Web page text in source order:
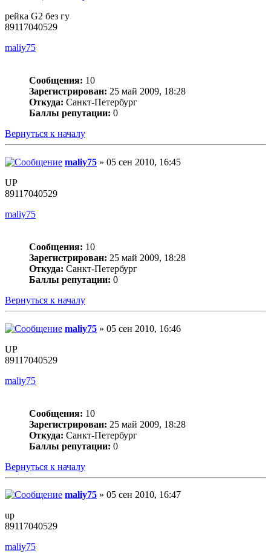
рейка G2 без гу
89117040529
maliy75
Сообщения: 10
Зарегистрирован: 25 май 2009, 18:28
Откуда: Санкт-Петербург
Баллы репутации: 0
Вернуться к началу
maliy75 » 05 сен 2010, 16:45
UP
89117040529
maliy75
Сообщения: 10
Зарегистрирован: 25 май 2009, 18:28
Откуда: Санкт-Петербург
Баллы репутации: 0
Вернуться к началу
maliy75 » 05 сен 2010, 16:46
UP
89117040529
maliy75
Сообщения: 10
Зарегистрирован: 25 май 2009, 18:28
Откуда: Санкт-Петербург
Баллы репутации: 0
Вернуться к началу
maliy75 » 05 сен 2010, 16:47
up
89117040529
maliy75